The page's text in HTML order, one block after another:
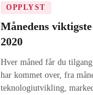
OPPLYST
Månedens
2020
Hver måned får du
har kommet over, fra
teknologiutvikling,